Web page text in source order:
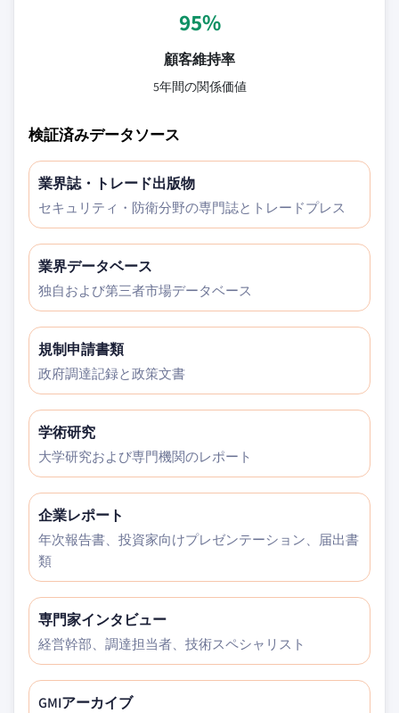
95%
顧客維持率
5年間の関係価値
検証済みデータソース
業界誌・トレード出版物
セキュリティ・防衛分野の専門誌とトレードプレス
業界データベース
独自および第三者市場データベース
規制申請書類
政府調達記録と政策文書
学術研究
大学研究および専門機関のレポート
企業レポート
年次報告書、投資家向けプレゼンテーション、届出書
類
専門家インタビュー
経営幹部、調達担当者、技術スペシャリスト
GMIアーカイブ